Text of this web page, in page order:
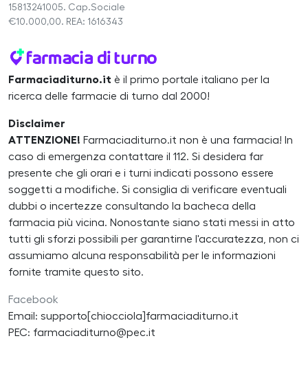
15813241005. Cap.Sociale
€10.000,00. REA: 1616343
Farmaciaditurno.it è il primo portale italiano per la
ricerca delle farmacie di turno dal 2000!
Disclaimer
ATTENZIONE! Farmaciaditurno.it non è una farmacia! In
caso di emergenza contattare il 112. Si desidera far
presente che gli orari e i turni indicati possono essere
soggetti a modifiche. Si consiglia di verificare eventuali
dubbi o incertezze consultando la bacheca della
farmacia più vicina. Nonostante siano stati messi in atto
tutti gli sforzi possibili per garantirne l'accuratezza, non ci
assumiamo alcuna responsabilità per le informazioni
fornite tramite questo sito.
Facebook
Email: supporto[chiocciola]farmaciaditurno.it
PEC: farmaciaditurno@pec.it